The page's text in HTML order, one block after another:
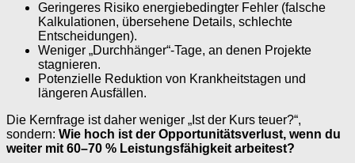
Geringeres Risiko energiebedingter Fehler (falsche
Kalkulationen, übersehene Details, schlechte
Entscheidungen).
Weniger „Durchhänger“-Tage, an denen Projekte
stagnieren.
Potenzielle Reduktion von Krankheitstagen und
längeren Ausfällen.
Die Kernfrage ist daher weniger „Ist der Kurs teuer?“,
sondern: Wie hoch ist der Opportunitätsverlust, wenn du
weiter mit 60–70 % Leistungsfähigkeit arbeitest?